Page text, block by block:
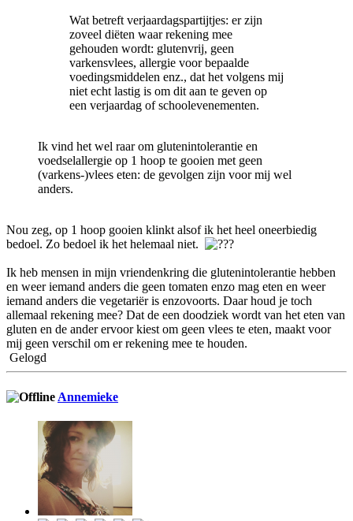
Wat betreft verjaardagspartijtjes: er zijn
zoveel diëten waar rekening mee
gehouden wordt: glutenvrij, geen
varkensvlees, allergie voor bepaalde
voedingsmiddelen enz., dat het volgens mij
niet echt lastig is om dit aan te geven op
een verjaardag of schoolevenementen.
Ik vind het wel raar om glutenintolerantie en
voedselallergie op 1 hoop te gooien met geen
(varkens-)vlees eten: de gevolgen zijn voor mij wel
anders.
Nou zeg, op 1 hoop gooien klinkt alsof ik het heel oneerbiedig
bedoel. Zo bedoel ik het helemaal niet.
Ik heb mensen in mijn vriendenkring die glutenintolerantie hebben
en weer iemand anders die geen tomaten enzo mag eten en weer
iemand anders die vegetariër is enzovoorts. Daar houd je toch
allemaal rekening mee? Dat de een doodziek wordt van het eten van
gluten en de ander ervoor kiest om geen vlees te eten, maakt voor
mij geen verschil om er rekening mee te houden.
Gelogd
Annemieke